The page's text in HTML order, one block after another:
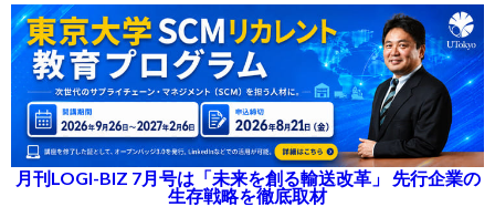
月刊LOGI-BIZ 7月号は「未来を創る輸送改革」 先行企業の
生存戦略を徹底取材